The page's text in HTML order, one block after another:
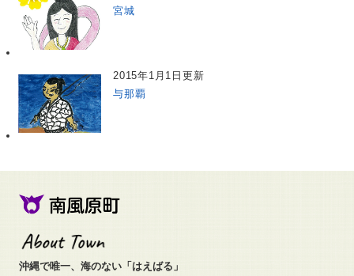
宮城
2015年1月1日更新
与那覇
沖縄で唯一、海のない「はえばる」